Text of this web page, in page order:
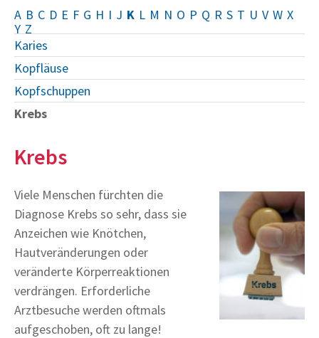
A B C D E F G H I J K L M N O P Q R S T U V W X
Y Z
Karies
Kopfläuse
Kopfschuppen
Krebs
Krebs
Viele Menschen fürchten die
Diagnose Krebs so sehr, dass sie
Anzeichen wie Knötchen,
Hautveränderungen oder
veränderte Körperreaktionen
verdrängen. Erforderliche
Arztbesuche werden oftmals
aufgeschoben, oft zu lange!